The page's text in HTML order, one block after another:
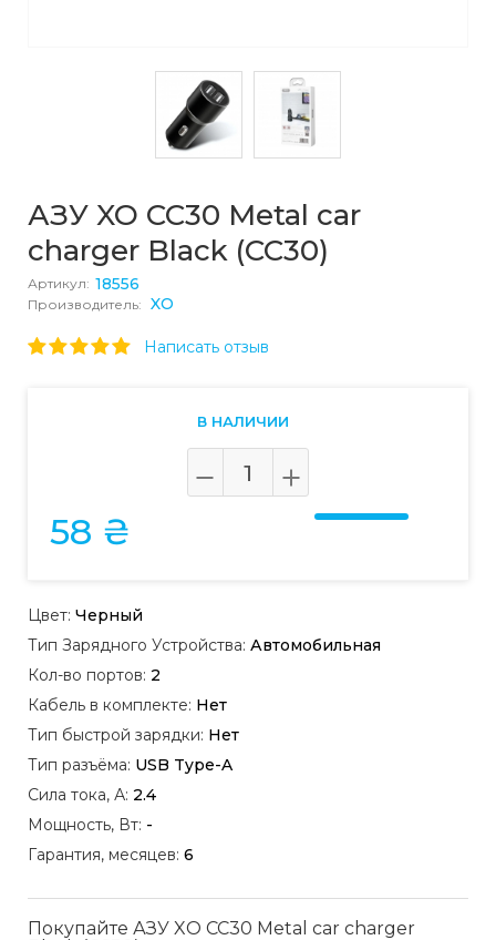
АЗУ XO CC30 Metal car
charger Black (CC30)
Артикул: 18556
Производитель: XO
Написать отзыв
В НАЛИЧИИ
58 ₴
Цвет: Черный
Тип Зарядного Устройства: Автомобильная
Кол-во портов: 2
Кабель в комплекте: Нет
Тип быстрой зарядки: Нет
Тип разъёма: USB Type-A
Сила тока, А: 2.4
Мощность, Вт: -
Гарантия, месяцев: 6
Покупайте АЗУ XO CC30 Metal car charger